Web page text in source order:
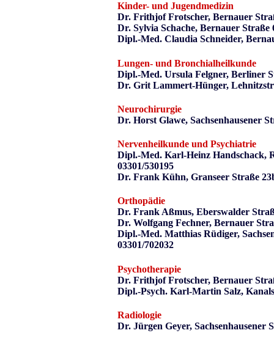
Kinder- und Jugendmedizin
Dr. Frithjof Frotscher, Bernauer
Dr. Sylvia Schache, Bernauer Straße
Dipl.-Med. Claudia Schneider,
Lungen- und Bronchialheilkunde
Dipl.-Med. Ursula Felgner, Berliner
Dr. Grit Lammert-Hünger,
Neurochirurgie
Dr. Horst Glawe, Sachsenhausener
Nervenheilkunde und Psychiatrie
Dipl.-Med. Karl-Heinz Handschack,
03301/530195
Dr. Frank Kühn, Granseer Straße
Orthopädie
Dr. Frank Aßmus, Eberswalder
Dr. Wolfgang Fechner, Bernauer
Dipl.-Med. Matthias Rüdiger,
03301/702032
Psychotherapie
Dr. Frithjof Frotscher, Bernauer
Dipl.-Psych. Karl-Martin Salz,
Radiologie
Dr. Jürgen Geyer, Sachsenhausener